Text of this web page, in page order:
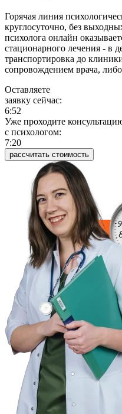
Горячая линия
круглосуточно, без
психолога онлайн
стационарного лечения - в
транспортировка до
сопровождением врача,
Оставляете
заявку сейчас:
6:52
Уже проходите
c психологом:
7:20
рассчитать стоимость